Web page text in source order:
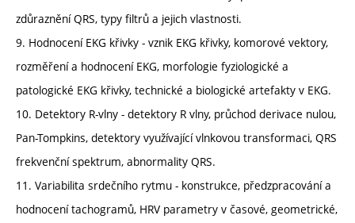
zdůraznění QRS, typy filtrů a jejich vlastnosti.
9. Hodnocení EKG křivky - vznik EKG křivky, komorové vektory,
rozměření a hodnocení EKG, morfologie fyziologické a
patologické EKG křivky, technické a biologické artefakty v EKG.
10. Detektory R-vlny - detektory R vlny, průchod derivace nulou,
Pan-Tompkins, detektory využívající vlnkovou transformaci, QRS
frekvenční spektrum, abnormality QRS.
11. Variabilita srdečního rytmu - konstrukce, předzpracování a
hodnocení tachogramů, HRV parametry v časové, geometrické,